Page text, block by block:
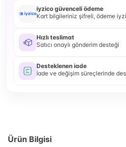
iyzico güvenceli ödeme
Kart bilgileriniz şifreli, ödeme
Hızlı teslimat
Satıcı onaylı gönderim desteği
Desteklenen iade
İade ve değişim süreçlerinde
Ürün Bilgisi